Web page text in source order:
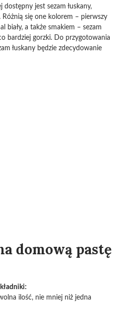
dostępny jest sezam łuskany,
Różnią się one kolorem – pierwszy
biały, a także smakiem – sezam
bardziej gorzki. Do przygotowania
łuskany będzie zdecydowanie
domową pastę
ilość, nie mniej niż jedna